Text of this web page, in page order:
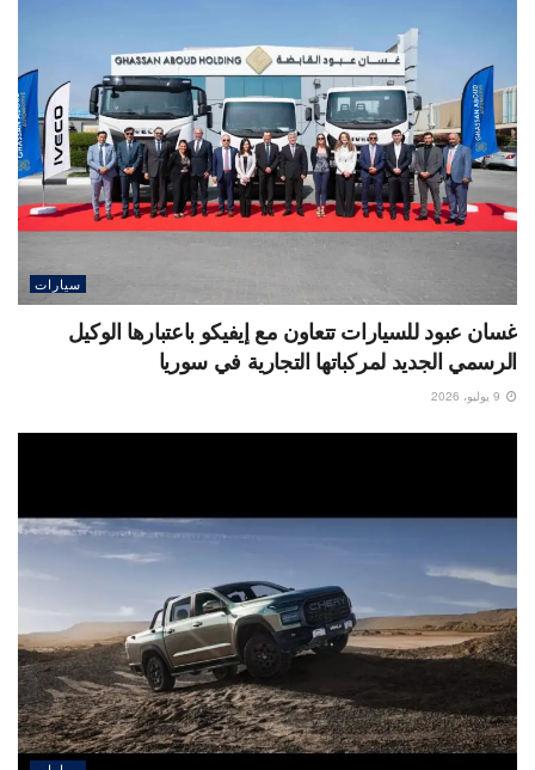
سيارات
غسان عبود للسيارات تتعاون مع إيفيكو باعتبارها الوكيل
الرسمي الجديد لمركباتها التجارية في سوريا